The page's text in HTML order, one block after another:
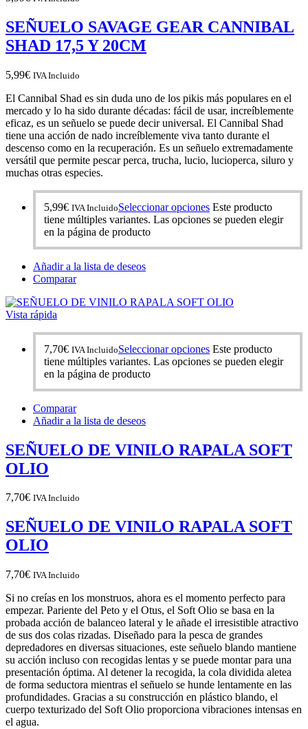
SEÑUELO SAVAGE GEAR CANNIBAL
SHAD 17,5 Y 20CM
5,99€ IVA Incluido
El Cannibal Shad es sin duda uno de los pikis más populares en el
mercado y lo ha sido durante décadas: fácil de usar, increíblemente
eficaz, es un señuelo se puede decir universal. El Cannibal Shad
tiene una acción de nado increíblemente viva tanto durante el
descenso como en la recuperación. Es un señuelo extremadamente
versátil que permite pescar perca, trucha, lucio, lucioperca, siluro y
muchas otras especies.
5,99€ IVA IncluidoSeleccionar opciones Este producto
tiene múltiples variantes. Las opciones se pueden elegir
en la página de producto
Añadir a la lista de deseos
Comparar
Vista rápida
7,70€ IVA IncluidoSeleccionar opciones Este producto
tiene múltiples variantes. Las opciones se pueden elegir
en la página de producto
Comparar
Añadir a la lista de deseos
SEÑUELO DE VINILO RAPALA SOFT
OLIO
7,70€ IVA Incluido
SEÑUELO DE VINILO RAPALA SOFT
OLIO
7,70€ IVA Incluido
Si no creías en los monstruos, ahora es el momento perfecto para
empezar. Pariente del Peto y el Otus, el Soft Olio se basa en la
probada acción de balanceo lateral y le añade el irresistible atractivo
de sus dos colas rizadas. Diseñado para la pesca de grandes
depredadores en diversas situaciones, este señuelo blando mantiene
su acción incluso con recogidas lentas y se puede montar para una
presentación óptima. Al detener la recogida, la cola dividida aletea
de forma seductora mientras el señuelo se hunde lentamente en las
profundidades. Gracias a su construcción en plástico blando, el
cuerpo texturizado del Soft Olio proporciona vibraciones intensas en
el agua.